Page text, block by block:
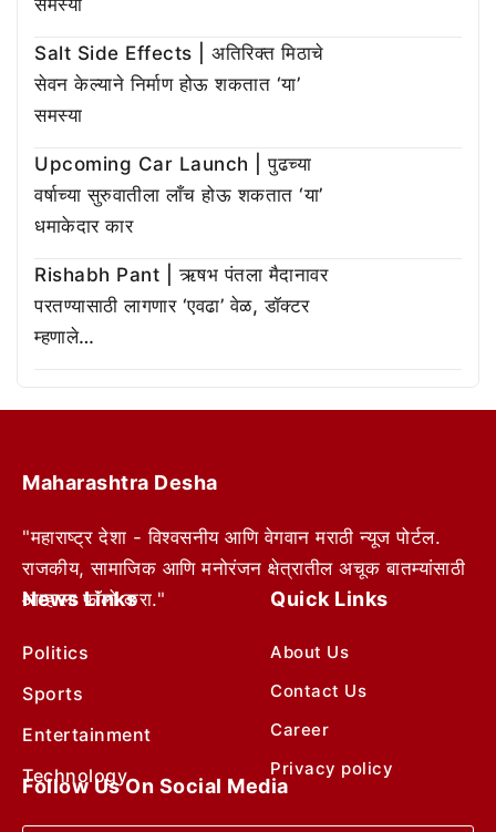
Salt Side Effects | अतिरिक्त मिठाचे
सेवन केल्याने निर्माण होऊ शकतात ‘या’
समस्या
Upcoming Car Launch | पुढच्या
वर्षाच्या सुरुवातीला लाँच होऊ शकतात ‘या’
धमाकेदार कार
Rishabh Pant | ऋषभ पंतला मैदानावर
परतण्यासाठी लागणार ‘एवढा’ वेळ, डॉक्टर
म्हणाले…
Maharashtra Desha
"महाराष्ट्र देशा - विश्वसनीय आणि वेगवान मराठी न्यूज पोर्टल.
राजकीय, सामाजिक आणि मनोरंजन क्षेत्रातील अचूक बातम्यांसाठी
आम्हाला फॉलो करा."
News Links
Politics
Sports
Entertainment
Technology
Quick Links
About Us
Contact Us
Career
Privacy policy
Follow Us On Social Media